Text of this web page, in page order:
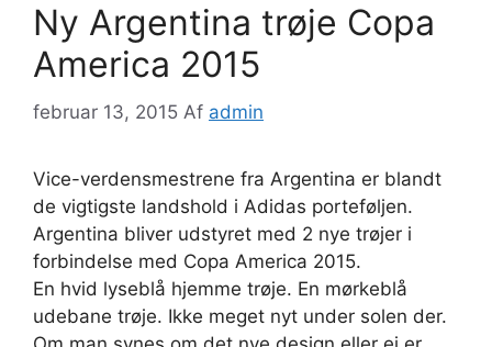
Ny Argentina trøje Copa
America 2015
februar 13, 2015 Af admin
Vice-verdensmestrene fra Argentina er blandt
de vigtigste landshold i Adidas porteføljen.
Argentina bliver udstyret med 2 nye trøjer i
forbindelse med Copa America 2015.
En hvid lyseblå hjemme trøje. En mørkeblå
udebane trøje. Ikke meget nyt under solen der.